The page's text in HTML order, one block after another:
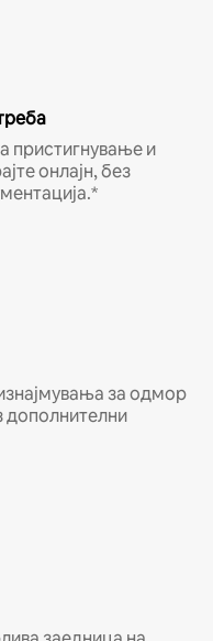
пристигнување и
онлајн, без
за одмор